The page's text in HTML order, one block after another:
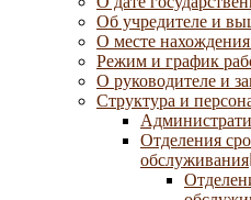
Об учредителе и
О месте
Режим и график
О руководителе и
Структура и
Отделения
обслуживания